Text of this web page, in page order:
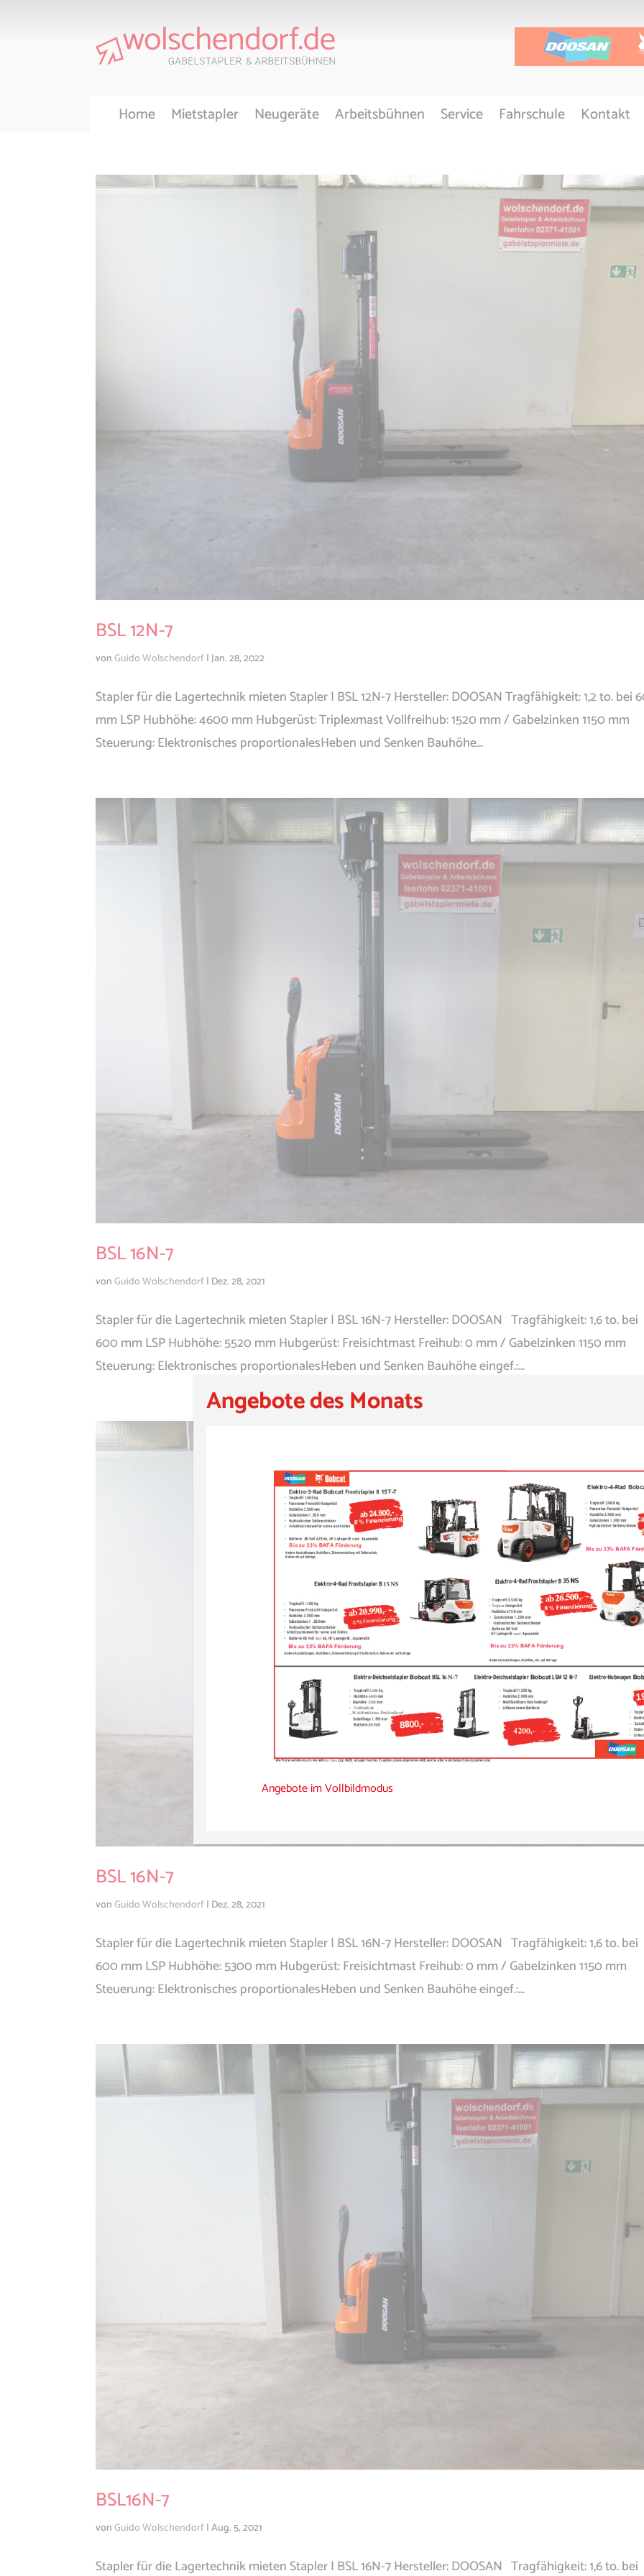
Home Mietstapler Neugeräte Arbeitsbühnen Service Fahrschule Kontakt
BSL 12N-7
vonGuido Wolschendorf |Jan. 28, 2022
Stapler für die Lagertechnik mieten Stapler | BSL 12N-7 Hersteller: DOOSAN Tragfähigkeit: 1,2 to. bei
mm LSP Hubhöhe: 4600 mm Hubgerüst: Triplexmast Vollfreihub: 1520 mm / Gabelzinken 1150 mm
Steuerung: Elektronisches proportionalesHeben und Senken Bauhöhe...
BSL 16N-7
vonGuido Wolschendorf | Dez. 28, 2021
Stapler für die Lagertechnik mieten Stapler | BSL 16N-7 Hersteller: DOOSAN Tragfähigkeit: 1,6 to. bei
600 mm LSP Hubhöhe: 5520 mm Hubgerüst: Freisichtmast Freihub: 0 mm / Gabelzinken 1150 mm
Steuerung: Elektronisches proportionalesHeben und Senken Bauhöhe eingef.:...
BSL 16N-7
vonGuido Wolschendorf | Dez. 28, 2021
Stapler für die Lagertechnik mieten Stapler | BSL 16N-7 Hersteller: DOOSAN Tragfähigkeit: 1,6 to. bei
600 mm LSP Hubhöhe: 5300 mm Hubgerüst: Freisichtmast Freihub: 0 mm / Gabelzinken 1150 mm
Steuerung: Elektronisches proportionalesHeben und Senken Bauhöhe eingef.:...
BSL16N-7
vonGuido Wolschendorf |Aug. 5, 2021
Stapler für die Lagertechnik mieten Stapler | BSL 16N-7 Hersteller: DOOSAN Tragfähigkeit: 1,6 to. bei
Angebote des Monats
Angebote im Vollbildmodus